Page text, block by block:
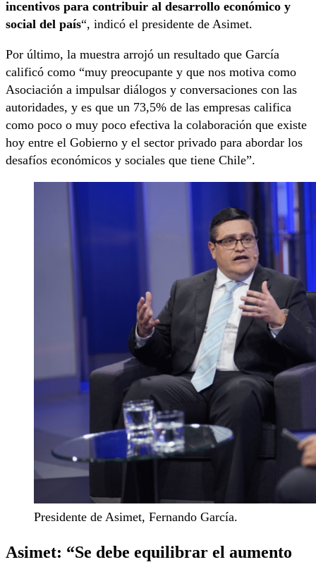
incentivos para contribuir al desarrollo económico y
social del país“, indicó el presidente de Asimet.
Por último, la muestra arrojó un resultado que García
calificó como “muy preocupante y que nos motiva como
Asociación a impulsar diálogos y conversaciones con las
autoridades, y es que un 73,5% de las empresas califica
como poco o muy poco efectiva la colaboración que existe
hoy entre el Gobierno y el sector privado para abordar los
desafíos económicos y sociales que tiene Chile”.
Presidente de Asimet, Fernando García.
Asimet: “Se debe equilibrar el aumento